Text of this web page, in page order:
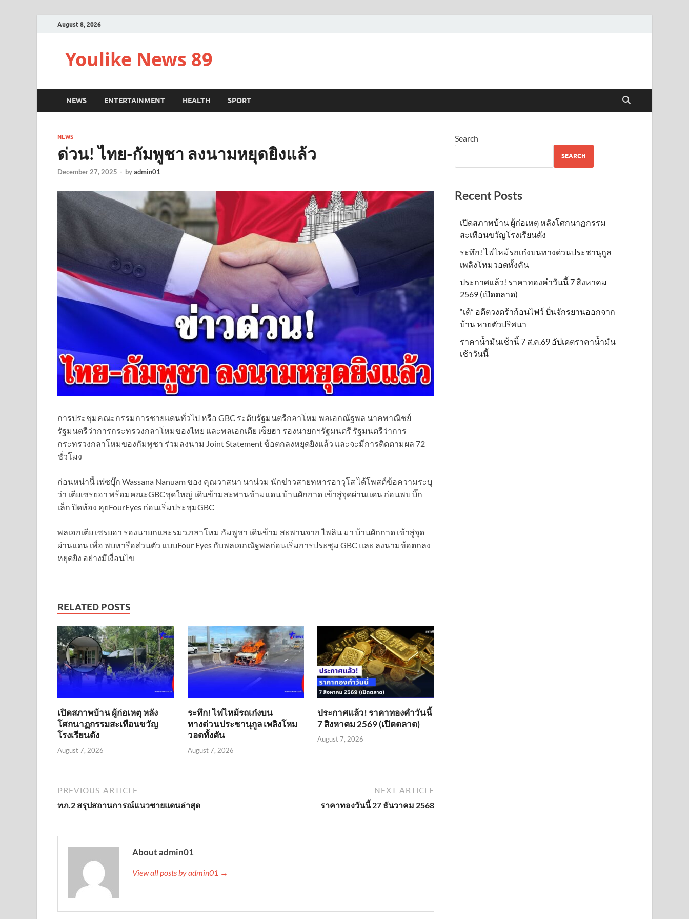
August 8, 2026
Youlike News 89
NEWS ENTERTAINMENT HEALTH SPORT
NEWS
ด่วน! ไทย-กัมพูชา ลงนามหยุดยิงแล้ว
December 27, 2025 - byadmin01
การประชุมคณะกรรมการชายแดนทั่วไป หรือ GBC ระดับรัฐมนตรีกลาโหม พลเอกณัฐพล นาคพาณิชย์
รัฐมนตรีว่าการกระทรวงกลาโหมของไทย และพลเอกเตีย เซ็ยฮา รองนายกฯรัฐมนตรี รัฐมนตรีว่าการ
กระทรวงกลาโหมของกัมพูชา ร่วมลงนาม Joint Statement ข้อตกลงหยุดยิงแล้ว และจะมีการติดตามผล 72
ชั่วโมง
ก่อนหน่านี้ เฟซบุ๊ก Wassana Nanuam ของ คุณวาสนา นาน่วม นักข่าวสายทหารอาวุโส ได้โพสต์ข้อความระบุ
ว่า เตียเซรยฮา พร้อมคณะGBCชุดใหญ่ เดินข้ามสะพานข้ามแดน บ้านผักกาด เข้าสู่จุดผ่านแดน ก่อนพบ บิ๊ก
เล็ก ปิดห้อง คุยFourEyes ก่อนเริ่มประชุมGBC
พลเอกเตีย เซรยฮา รองนายกและรมว.กลาโหม กัมพูชา เดินข้าม สะพานจาก ไพลิน มา บ้านผักกาด เข้าสู่จุด
ผ่านแดน เพื่อ พบหารือส่วนตัว แบบFour Eyes กับพลเอกณัฐพลก่อนเริ่มการประชุม GBC และ ลงนามข้อตกลง
หยุดยิง อย่างมีเงื่อนไข
RELATED POSTS
เปิดสภาพบ้าน ผู้ก่อเหตุ หลัง
โศกนาฏกรรมสะเทือนขวัญ
โรงเรียนดัง
August 7, 2026
ระทึก! ไฟไหม้รถเก๋งบน
ทางด่วนประชานุกูล เพลิงโหม
วอดทั้งคัน
August 7, 2026
ประกาศแล้ว! ราคาทองคำวันนี้
7 สิงหาคม 2569 (เปิดตลาด)
August 7, 2026
PREVIOUS ARTICLE
ทภ.2 สรุปสถานการณ์แนวชายแดนล่าสุด
NEXT ARTICLE
ราคาทองวันนี้ 27 ธันวาคม 2568
About admin01
View all posts by admin01 →
Search
SEARCH
Recent Posts
เปิดสภาพบ้าน ผู้ก่อเหตุ หลังโศกนาฏกรรม
สะเทือนขวัญโรงเรียนดัง
ระทึก! ไฟไหม้รถเก๋งบนทางด่วนประชานุกูล
เพลิงโหมวอดทั้งคัน
ประกาศแล้ว! ราคาทองคำวันนี้ 7 สิงหาคม
2569 (เปิดตลาด)
“เต้” อดีตวงดร้าก้อนไฟว์ ปั่นจักรยานออกจาก
บ้าน หายตัวปริศนา
ราคาน้ำมันเช้านี้ 7 ส.ค.69 อัปเดตราคาน้ำมัน
เช้าวันนี้